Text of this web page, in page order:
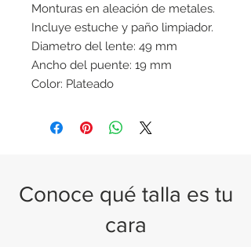
Monturas en aleación de metales.
Incluye estuche y paño limpiador.
Diametro del lente: 49 mm
Ancho del puente: 19 mm
Color: Plateado
Conoce qué talla es tu
cara